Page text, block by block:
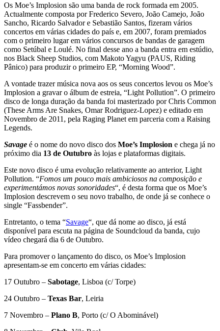
Os Moe’s Implosion são uma banda de rock formada em 2005.
Actualmente composta por Frederico Severo, João Camejo, João
Sancho, Ricardo Salvador e Sebastião Santos, fizeram vários
concertos em várias cidades do país e, em 2007, foram premiados
com o primeiro lugar em vários concursos de bandas de garagem
como Setúbal e Loulé. No final desse ano a banda entra em estúdio,
nos Black Sheep Studios, com Makoto Yagyu (PAUS, Riding
Pânico) para produzir o primeiro EP, “Morning Wood”.
A vontade trazer música nova aos os seus concertos levou os Moe’s
Implosion a gravar o álbum de estreia, “Light Pollution”. O primeiro
disco de longa duração da banda foi masterizado por Chris Common
(These Arms Are Snakes, Omar Rodriguez-Lopez) e editado em
Novembro de 2011, pela Raging Planet em parceria com a Raising
Legends.
Savage é o nome do novo disco dos Moe’s Implosion e chega já no
próximo dia 13 de Outubro às lojas e plataformas digitais.
Este novo disco é uma evolução relativamente ao anterior, Light
Pollution. “Fomos um pouco mais ambiciosos na composição e
experimentámos novas sonoridades“, é desta forma que os Moe’s
Implosion descrevem o seu novo trabalho, de onde já se conhece o
single “Fassbender”.
Entretanto, o tema “Savage“, que dá nome ao disco, já está
disponível para escuta na página de Soundcloud da banda, cujo
vídeo chegará dia 6 de Outubro.
Para promover o lançamento do disco, os Moe’s Implosion
apresentam-se em concerto em várias cidades:
17 Outubro – Sabotage, Lisboa (c/ Torpe)
24 Outubro – Texas Bar, Leiria
7 Novembro – Plano B, Porto (c/ O Abominável)